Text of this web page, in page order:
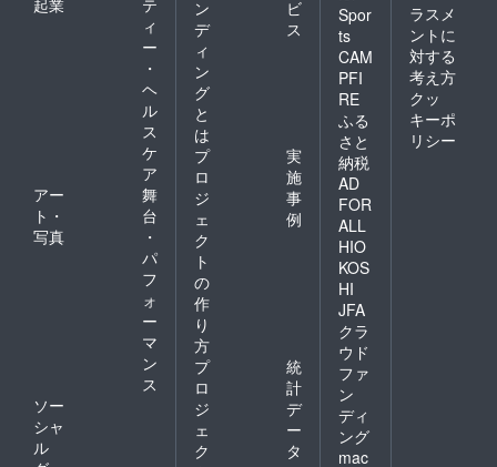
り。 ※
場所は
三和地
区とな
りま
す。詳
細は別
途ご案
内いた
ィ
ー
・
ヘ
ル
ス
ケ
ア
アー
ト・
写真
舞
台
・
パ
フ
ォ
ー
マ
ン
ス
ソー
シャ
ル
ン
デ
ィ
ン
グ
と
は
ビ
ス
プ
ロ
ジ
ェ
ク
ト
の
作
り
方
実
施
事
例
プ
ロ
ジ
ェ
ク
統
計
デ
ー
タ
Spor
ts
CAM
PFI
RE
ふる
さと
納税
AD
FOR
ALL
HIO
KOS
HI
JFA
クラ
ウド
ファ
ン
ディ
ング
mac
ラスメ
ントに
対する
考え方
クッ
キーポ
リシー